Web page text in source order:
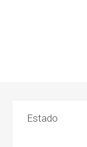
Estado